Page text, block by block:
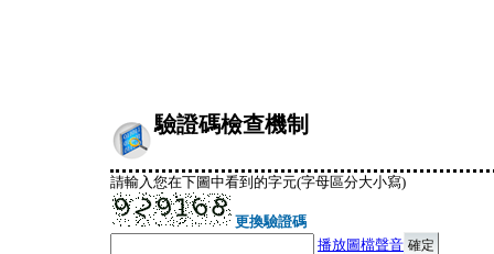
驗證碼檢查機制
請輸入您在下圖中看到的字元(字母區分大小寫)
更換驗證碼
播放圖檔聲音